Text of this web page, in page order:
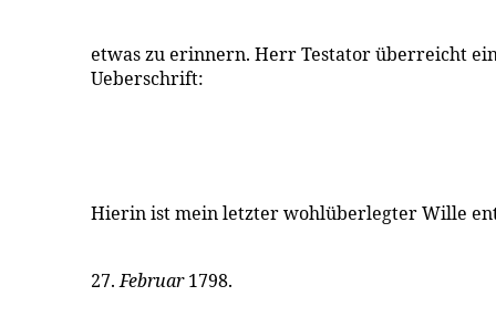
etwas zu erinnern. Herr Testator überreicht
Ueberschrift:
Hierin ist mein letzter wohlüberlegter Wille
27.Februar1798.